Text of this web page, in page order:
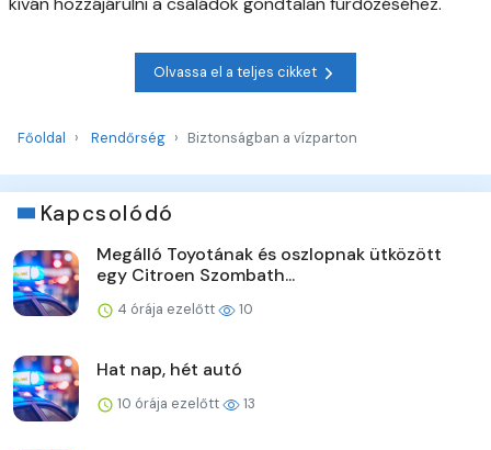
Olvassa el a teljes cikket
Főoldal Rendőrség Biztonságban a vízparton
Kapcsolódó
Megálló Toyotának és oszlopnak ütközött
egy Citroen Szombath...
4 órája ezelőtt 10
Hat nap, hét autó
10 órája ezelőtt 13